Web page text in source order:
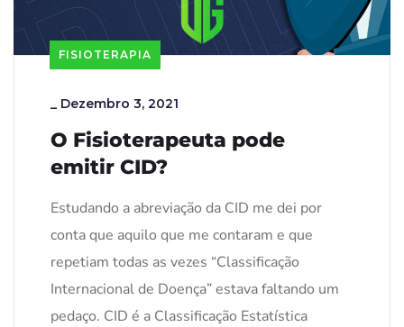
FISIOTERAPIA
Dezembro 3, 2021
O Fisioterapeuta pode
emitir CID?
Estudando a abreviação da CID me dei por
conta que aquilo que me contaram e que
repetiam todas as vezes “Classificação
Internacional de Doença” estava faltando um
pedaço. CID é a Classificação Estatística